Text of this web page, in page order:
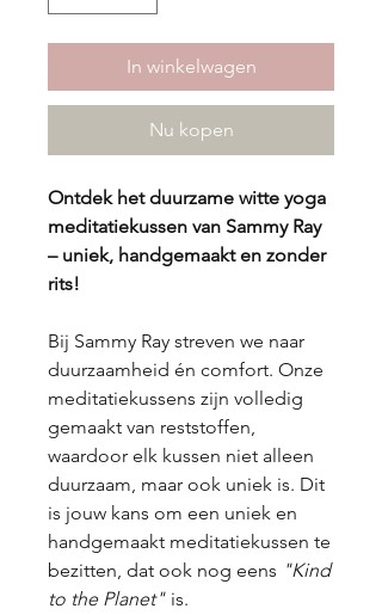
In winkelwagen
Nu kopen
Ontdek het duurzame witte yoga
meditatiekussen van Sammy Ray
– uniek, handgemaakt en zonder
rits!
Bij Sammy Ray streven we naar
duurzaamheid én comfort. Onze
meditatiekussens zijn volledig
gemaakt van reststoffen,
waardoor elk kussen niet alleen
duurzaam, maar ook uniek is. Dit
is jouw kans om een uniek en
handgemaakt meditatiekussen te
bezitten, dat ook nog eens "Kind
to the Planet" is.